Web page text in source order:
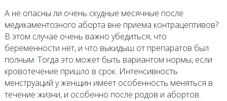
А не опасны ли очень скудные месячные после
медикаментозного аборта вне приема контрацептивов?
В этом случае очень важно убедиться, что
беременности нет, и что выкидыш от препаратов был
полным. Тогда это может быть вариантом нормы, если
кровотечение пришло в срок. Интенсивность
менструаций у женщин имеет особенность меняться в
течение жизни, и особенно после родов и абортов.